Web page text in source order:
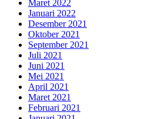
Maret 2022
Januari 2022
Desember 2021
Oktober 2021
September 2021
Juli 2021
Juni 2021
Mei 2021
April 2021
Maret 2021
Februari 2021